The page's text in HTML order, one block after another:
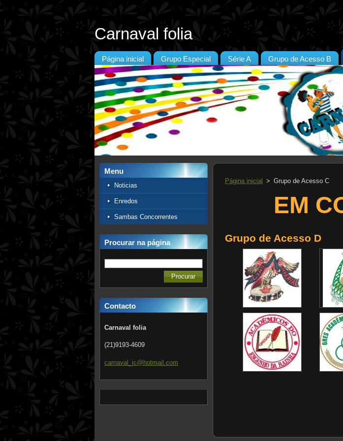
Carnaval folia
Página inicial Grupo Especial Série A Grupo de Acesso B
Menu
Noticias
Enredos
Sambas Concorrentes
Procurar na página
Contacto
Carnaval folia
(21)9193-4609
carnaval _jc@hotmail.com
Página inicial > Grupo de Acesso C
EM
Grupo de Acesso D